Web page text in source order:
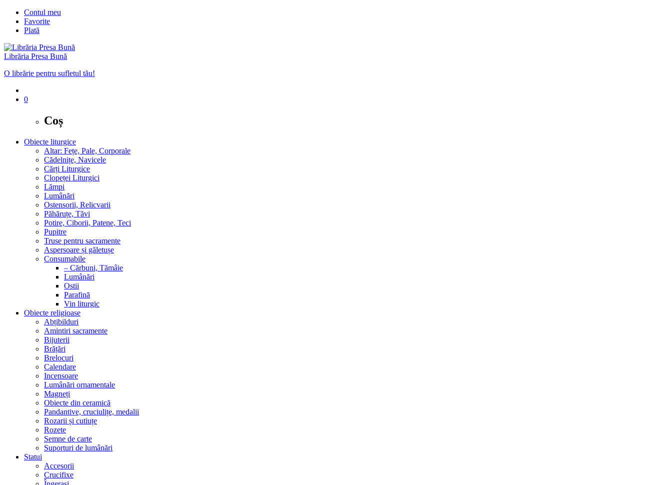
Contul meu
Favorite
Plată
Librăria Presa Bună
O librărie pentru sufletul tău!
0
Coș
Obiecte liturgice
Altar: Fețe, Pale, Corporale
Cădelnițe, Navicele
Cărți Liturgice
Clopeței Liturgici
Lămpi
Lumânări
Ostensorii, Relicvarii
Păhăruțe, Tăvi
Potire, Ciborii, Patene, Teci
Pupitre
Truse pentru sacramente
Aspersoare și găletușe
Consumabile
– Cărbuni, Tămâie
Lumânări
Ostii
Parafină
Vin liturgic
Obiecte religioase
Abțibilduri
Amintiri sacramente
Bijuterii
Brățări
Brelocuri
Calendare
Incensoare
Lumânări ornamentale
Magneți
Obiecte din ceramică
Pandantive, cruciulițe, medalii
Rozarii și cutiuțe
Rozete
Semne de carte
Suporturi de lumânări
Statui
Accesorii
Crucifixe